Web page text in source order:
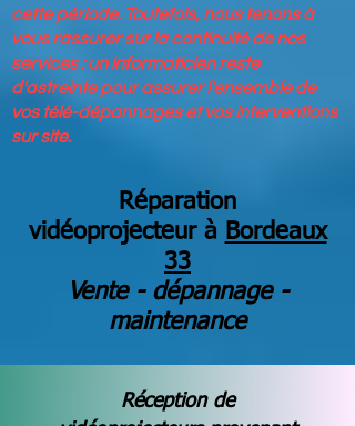
cette période. Toutefois, nous tenons à
vous rassurer sur la continuité de nos
services : un informaticien reste
d'astreinte pour assurer l'ensemble de
vos télé-dépannages et vos interventions
sur site.
Réparation
vidéoprojecteur à Bordeaux
33
Vente - dépannage -
maintenance
Réception de